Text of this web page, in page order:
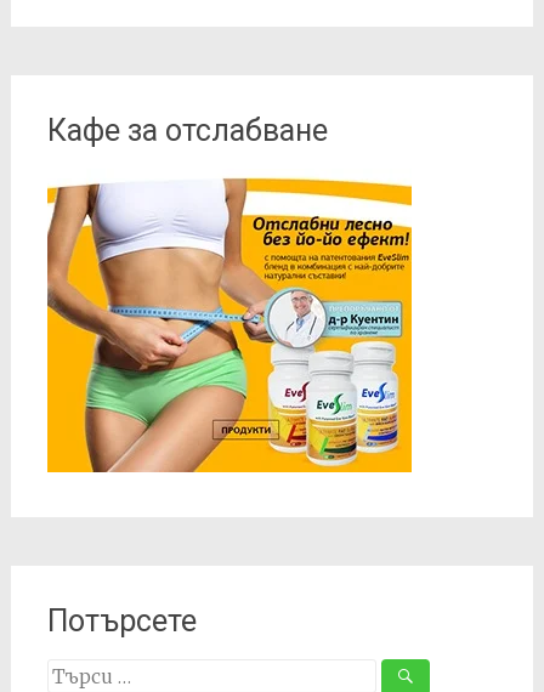
Кафе за отслабване
Потърсете
Search